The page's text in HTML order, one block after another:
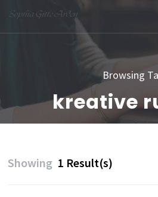
Skip
Browsing
kreative
Showing 1 Result(s)